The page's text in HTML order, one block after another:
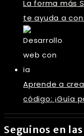
La forma más
te ayuda a
Aprende a
código: ¡Guía
Seguinos en